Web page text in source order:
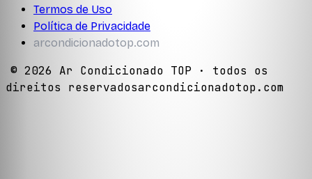
Termos de Uso
Política de Privacidade
arcondicionadotop.com
© 2026 Ar Condicionado TOP · todos os
direitos reservadosarcondicionadotop.com